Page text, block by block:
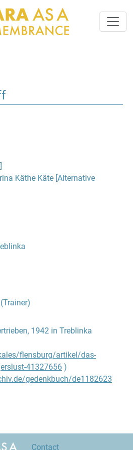
Käthe Käte [Alternative
(Trainer)
1942 in Treblinka
flensburg/artikel/das-
41327656 )
gedenkbuch/de1182623
Contact